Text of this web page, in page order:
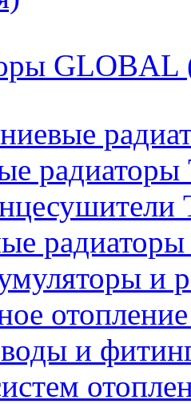
GLOBAL
и
и